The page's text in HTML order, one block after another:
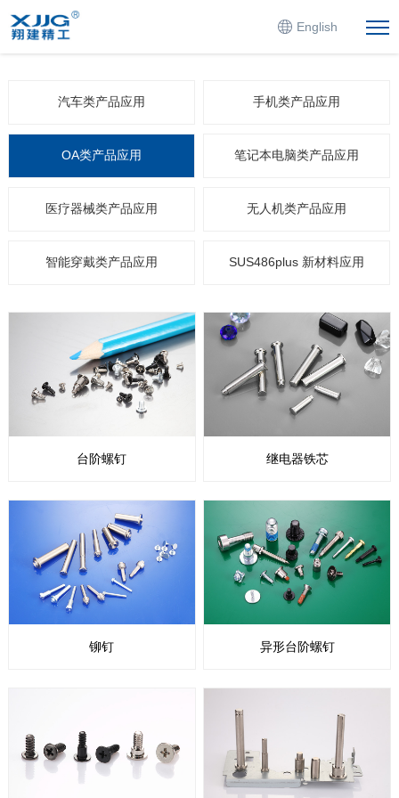
English
汽车类产品应用 手机类产品应用
OA类产品应用 笔记本电脑类产品应用
医疗器械类产品应用 无人机类产品应用
智能穿戴类产品应用 SUS486plus 新材料应用
台阶螺钉 继电器铁芯
铆钉 异形台阶螺钉